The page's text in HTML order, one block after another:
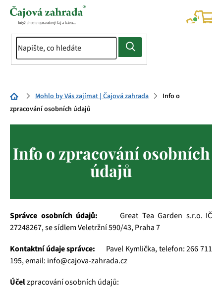
Přejít
Domů Mohlo by Vás zajímat | Čajová zahrada
Info o
zpracování osobních údajů
Info o zpracování osobních
údajů
Správce osobních údajů: Great Tea Garden s.r.o. IČ
27248267, se sídlem Veletržní 590/43, Praha 7
Kontaktní údaje správce: Pavel Kymlička, telefon: 266 711
195, email: info@cajova-zahrada.cz
Účelzpracování osobních údajů: